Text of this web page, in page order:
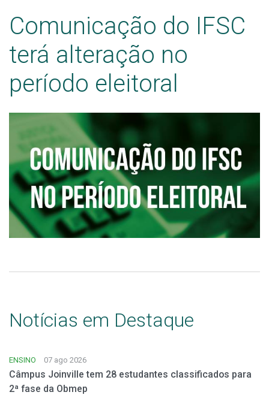
Comunicação do IFSC
terá alteração no
período eleitoral
Notícias em Destaque
ENSINO 07 ago 2026
Câmpus Joinville tem 28 estudantes classificados para
2ª fase da Obmep